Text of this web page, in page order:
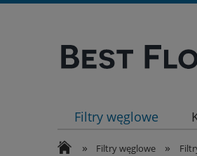
Filtry węglowe
» Filtry węglowe »